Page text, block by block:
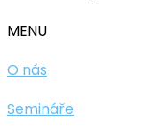
MENU
O nás
Semináře